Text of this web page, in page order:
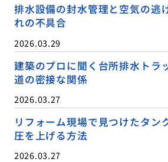
排水設備の封水管理と空気の逃
れの不具合
2026.03.29
建築のプロに聞く台所排水トラ
道の密接な関係
2026.03.27
リフォーム現場で見つけたタン
圧を上げる方法
2026.03.27